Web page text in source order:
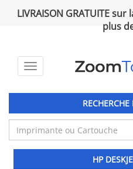
LIVRAISON GRATUITE
plus
Toggle
HP